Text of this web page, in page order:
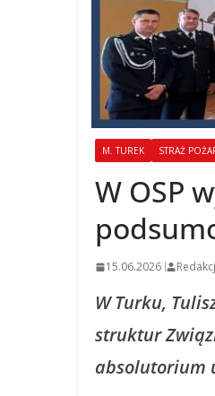
M. TUREK STRAŻ
W OSP
15.06.2026
W Turku,
struktur
absolutorium